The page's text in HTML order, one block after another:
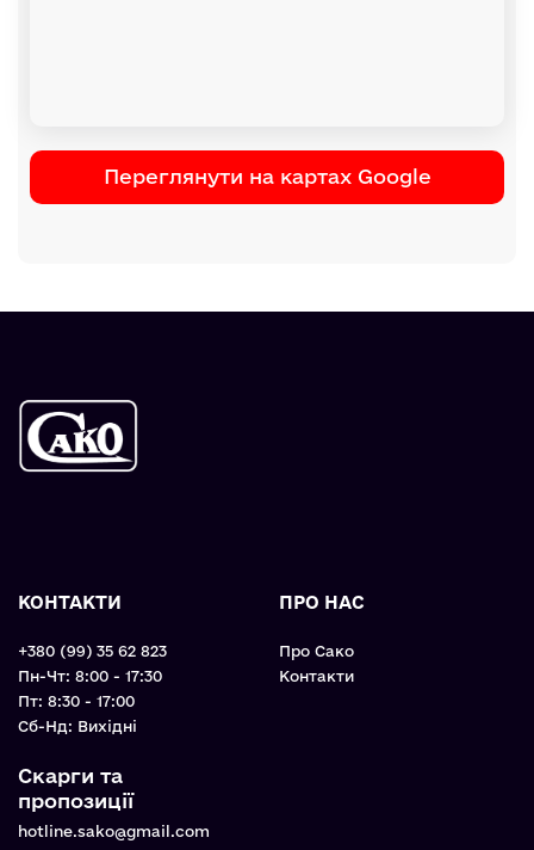
Переглянути на картах Google
КОНТАКТИ
+380 (99) 35 62 823
Пн-Чт: 8:00 - 17:30
Пт: 8:30 - 17:00
Cб-Нд: Вихідні
Скарги та
пропозиції
hotline.sako@gmail.com
ПРО НАС
Про Сако
Контакти